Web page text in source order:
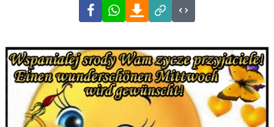
FacebookWhatsAppDownload
Link
Code